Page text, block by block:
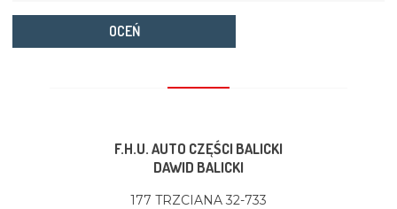
OCEŃ
F.H.U. AUTO CZĘŚCI BALICKI
DAWID BALICKI
177 TRZCIANA 32-733